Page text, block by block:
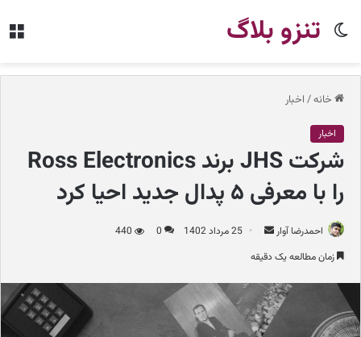
تنزو بلاگ
تغییر
خانه/ اخبار
اخبار
شرکت JHS برند Ross Electronics
را با معرفی ۵ پدال جدید احیا کرد
احمدرضا آوار
ا
ل
ب
25 مرداد 1402 0
440
زمان مطالعه یک دقیقه